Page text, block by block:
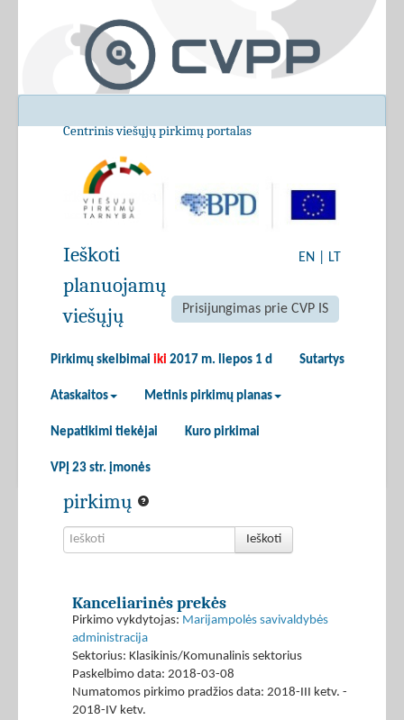
Centrinis viešųjų pirkimų portalas
EN LT
Prisijungimas prie CVP IS
Pirkimų skelbimai iki 2017 m. liepos 1 d Sutartys
Ataskaitos Metinis pirkimų planas
Nepatikimi tiekėjai Kuro pirkimai
VPĮ 23 str. įmonės
Ieškoti
planuojamų
viešųjų
pirkimų
Ieškoti
Kanceliarinės prekės
Pirkimo vykdytojas: Marijampolės savivaldybės
administracija
Sektorius: Klasikinis/Komunalinis sektorius
Paskelbimo data: 2018-03-08
Numatomos pirkimo pradžios data: 2018-III ketv. -
2018-IV ketv.